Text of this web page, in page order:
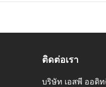
ติดต่อเรา
บริษัท เอสพี ออดิ